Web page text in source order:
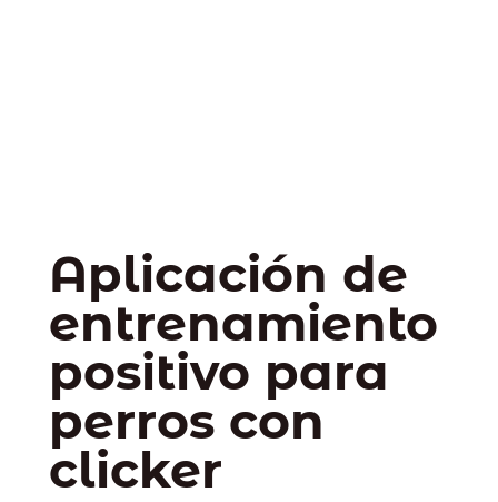
Aplicación de
entrenamiento
positivo para
perros con
clicker